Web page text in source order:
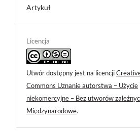
Artykuł
Licencja
Utwór dostępny jest na licencji
Commons Uznanie autorstwa – Użycie
niekomercyjne – Bez utworów
Międzynarodowe.